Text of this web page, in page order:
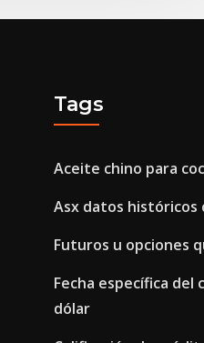
Tags
Aceite chino para
Asx datos históricos
Futuros u opciones
Fecha específica del
dólar